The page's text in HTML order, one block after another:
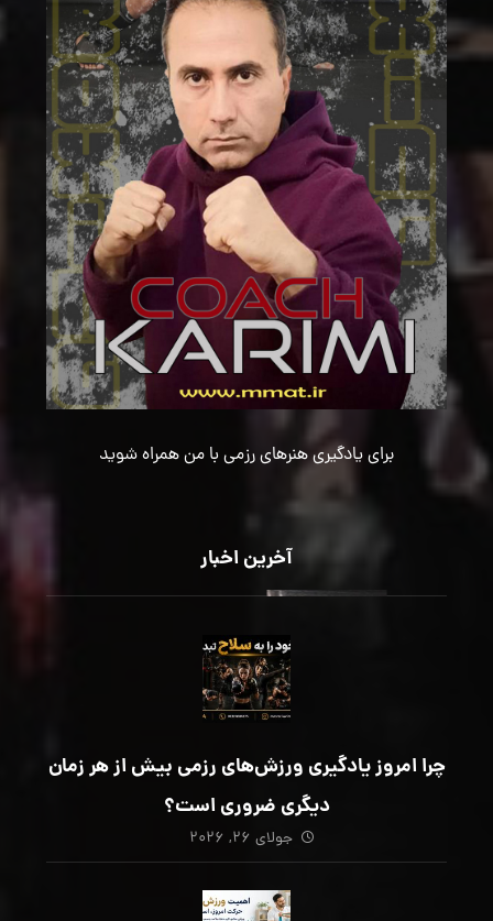
برای یادگیری هنرهای رزمی با من همراه شوید
آخرین اخبار
چرا امروز یادگیری ورزش‌های رزمی بیش از هر زمان
دیگری ضروری است؟
جولای ۲۶, ۲۰۲۶